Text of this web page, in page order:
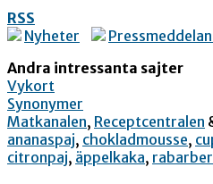
RSS
Nyheter
Andra intressanta sajter
Vykort
Synonymer
Matkanalen, Receptcentralen
ananaspaj, chokladmousse,
citronpaj, äppelkaka,